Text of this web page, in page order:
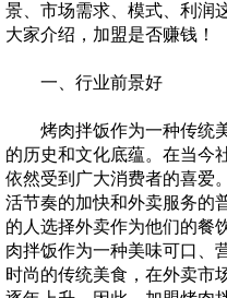
景、市场需求、模式、利润
大家介绍，加盟是否赚钱！
一、行业前景好
烤肉拌饭作为一种传统美
的历史和文化底蕴。在当今
依然受到广大消费者的喜爱
活节奏的加快和外卖服务的
的人选择外卖作为他们的餐
肉拌饭作为一种美味可口、
时尚的传统美食，在外卖市